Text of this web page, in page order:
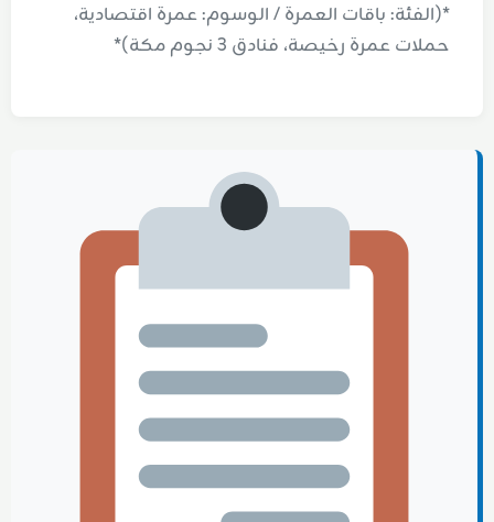
*(الفئة: باقات العمرة / الوسوم: عمرة اقتصادية،
حملات عمرة رخيصة، فنادق 3 نجوم مكة)*